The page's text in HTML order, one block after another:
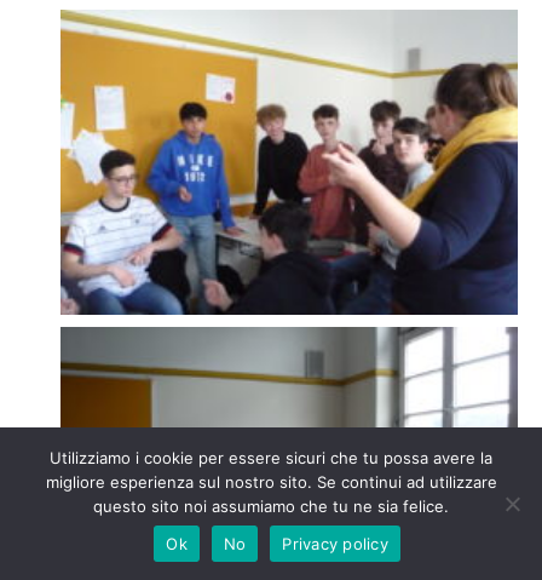
Utilizziamo i cookie per essere sicuri che tu possa avere la
migliore esperienza sul nostro sito. Se continui ad utilizzare
questo sito noi assumiamo che tu ne sia felice.
Ok
No Privacy policy